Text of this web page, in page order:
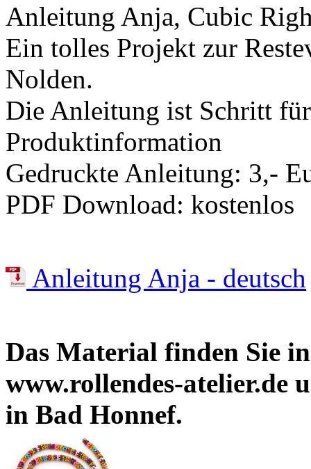
Anleitung Anja, Cubic
Ein tolles Projekt zur
Nolden.
Die Anleitung ist Schritt
Produktinformation
Gedruckte Anleitung: 3,-
PDF Download: kostenlos
Anleitung Anja - deutsch
Das Material finden Sie
www.rollendes-atelier.de
in Bad Honnef.